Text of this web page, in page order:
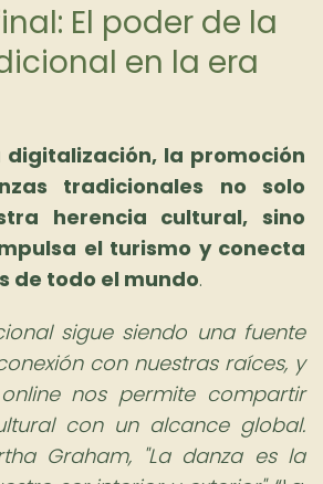
El poder de la
en la era
digitalización, la promoción
tradicionales no solo
herencia cultural, sino
el turismo y conecta
de todo el mundo.
sigue siendo una fuente
con nuestras raíces, y
nos permite compartir
con un alcance global.
Graham, "La danza es la